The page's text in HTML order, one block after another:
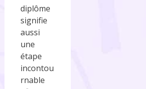
diplôme
signifie
aussi
une
étape
incontou
rnable